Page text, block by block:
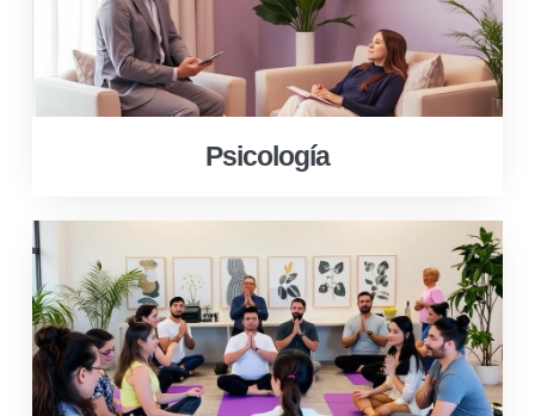
Psicología